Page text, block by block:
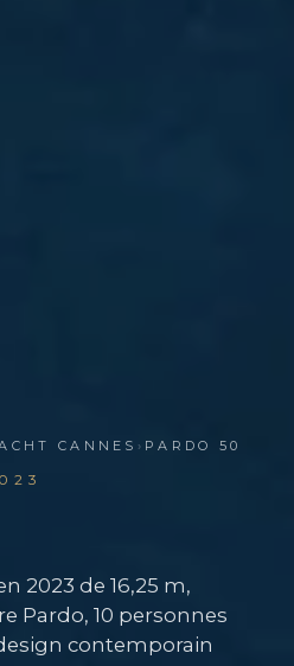
CANNES › PARDO 50
2023 de 16,25 m,
Pardo, 10 personnes
contemporain